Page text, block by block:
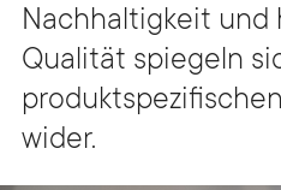
Nachhaltigkeit und
Qualität spiegeln
wider.